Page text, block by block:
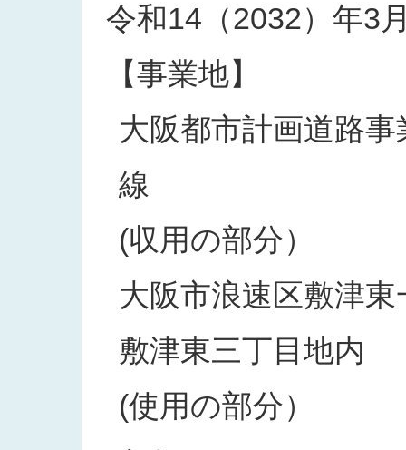
令和14（2032）年3
【事業地】
大阪都市計画道路
線
(収用の部分）
大阪市浪速区敷津
敷津東三丁目地内
(使用の部分）